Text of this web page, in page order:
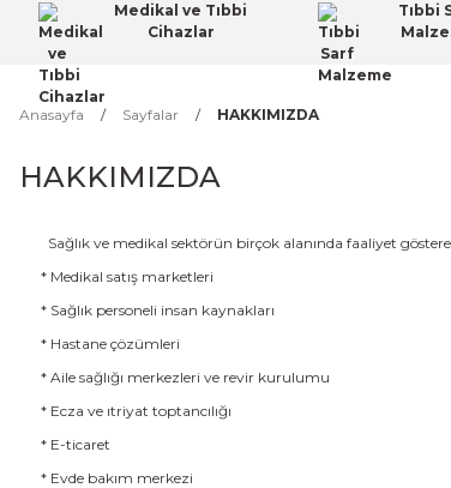
Medikal ve Tıbbi
Cihazlar
Tıbbi
Anasayfa Sayfalar HAKKIMIZDA
HAKKIMIZDA
Sağlık ve medikal sektörün birçok alanında faaliyet
* Medikal satış marketleri
* Sağlık personeli insan kaynakları
* Hastane çözümleri
* Aile sağlığı merkezleri ve revir kurulumu
* Ecza ve ıtriyat toptancılığı
* E-ticaret
* Evde bakım merkezi